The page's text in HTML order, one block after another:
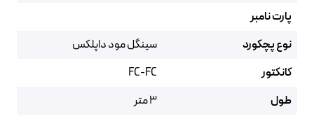
پارت نامبر
نوع پچکورد
سینگل مود داپلکس
کانکتور
FC-FC
طول
3 متر